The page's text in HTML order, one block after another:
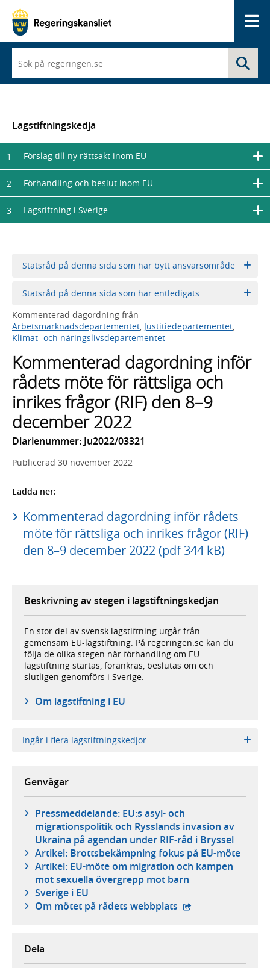
du
börjar
skriva
en
lista
med
sökförslag
Lagstiftningskedja
1 Förslag till ny rättsakt inom EU
2 Förhandling och beslut inom EU
3 Lagstiftning i Sverige
Statsråd på denna sida som har bytt ansvarsområde
Statsråd på denna sida som har entledigats
Kommenterad dagordning från
Arbetsmarknadsdepartementet, Justitiedepartementet,
Klimat- och näringslivsdepartementet
Kommenterad dagordning inför
rådets möte för rättsliga och
inrikes frågor (RIF) den 8–9
december 2022
Diarienummer: Ju2022/03321
Publicerad 30 november 2022
Ladda ner:
Kommenterad dagordning inför rådets
möte för rättsliga och inrikes frågor (RIF)
den 8–9 december 2022 (pdf 344 kB)
Beskrivning av stegen i lagstiftningskedjan
En stor del av svensk lagstiftning utgår från
gemensam EU-lagstiftning. På regeringen.se kan du
följa de olika stegen när förhandling om EU-
lagstiftning startas, förankras, beslutas om och
slutligen genomförs i Sverige.
Om lagstiftning i EU
Ingår i flera lagstiftningskedjor
Genvägar
Pressmeddelande: EU:s asyl- och
migrationspolitik och Rysslands invasion av
Ukraina på agendan under RIF-råd i Bryssel
Artikel: Brottsbekämpning fokus på EU-möte
Artikel: EU-möte om migration och kampen
mot sexuella övergrepp mot barn
Sverige i EU
Om mötet på rådets webbplats - extern webbplats,
Dela